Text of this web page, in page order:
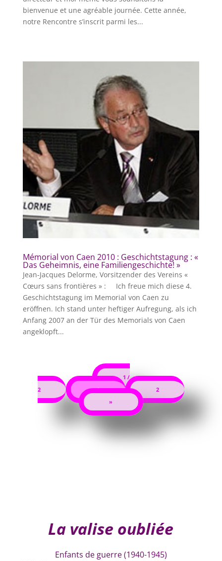
bienvenue et une agréable journée. Cette année,
notre Rencontre s’inscrit parmi les...
Mémorial von Caen 2010 : Geschichtstagung : «
Das Geheimnis, eine Familiengeschichte! »
Jean-Jacques Delorme, Vorsitzender des Vereins «
Cœurs sans frontières » : Ich freue mich diese 4.
Geschichtstagung im Memorial von Caen zu
eröffnen. Ich stand unter heftiger Aufregung, als ich
Anfang 2007 an der Tür des Memorials von Caen
angeklopft...
1 /
2
1
2
»
La valise oubliée
Enfants de guerre (1940-1945)